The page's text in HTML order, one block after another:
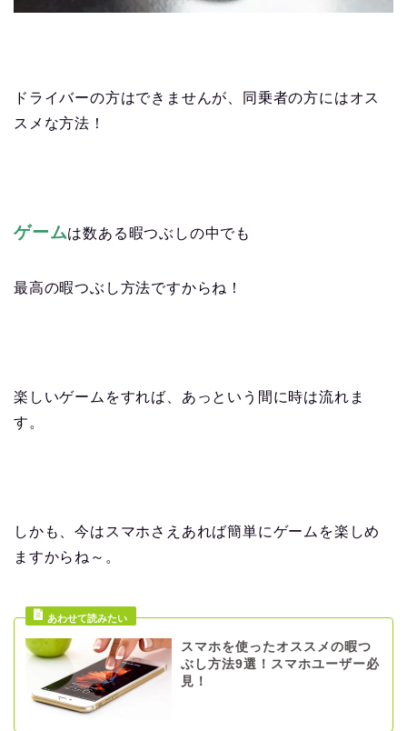
ドライバーの方はできませんが、同乗者の方にはオス
スメな方法！
ゲームは数ある暇つぶしの中でも
最高の暇つぶし方法ですからね！
楽しいゲームをすれば、あっという間に時は流れま
す。
しかも、今はスマホさえあれば簡単にゲームを楽しめ
ますからね～。
スマホを使ったオススメの暇つ
ぶし方法9選！スマホユーザー必
見！